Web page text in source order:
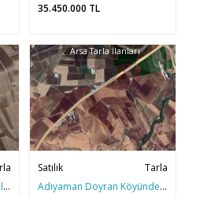
35.450.000 TL
Adıyaman Başpınar'da Satılık 5 Dönüm Mükemmel Tarla
Arsa Tarla İlanları
Satılık
Tarla
Adıyaman Doyran Köyünde Satılık 32 Dönüm Yatırımlık Tarla